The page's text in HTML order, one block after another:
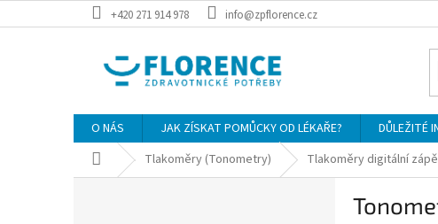
na
+420 271 914 978 info@zpflorence.cz
O NÁS JAK ZÍSKAT POMŮCKY OD LÉKAŘE? DŮLEŽITÉ
Domů Tlakoměry (Tonometry) Tlakoměry digitální